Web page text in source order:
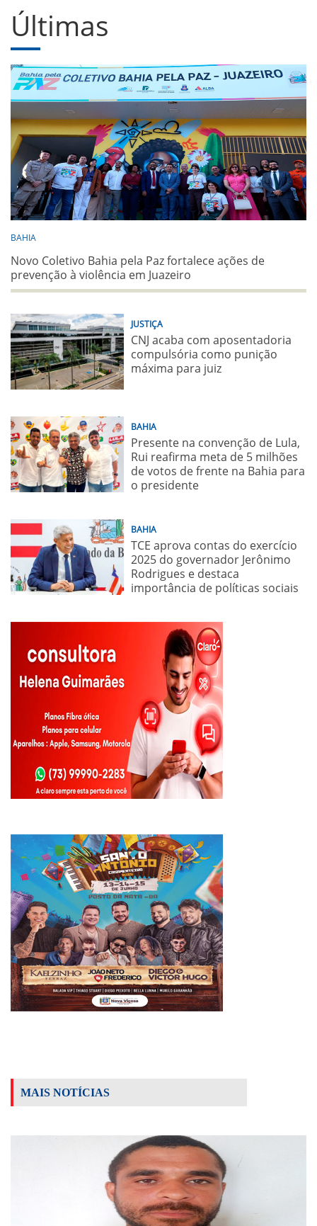
Últimas
BAHIA
Novo Coletivo Bahia pela Paz fortalece ações de
prevenção à violência em Juazeiro
JUSTIÇA
CNJ acaba com aposentadoria
compulsória como punição
máxima para juiz
BAHIA
Presente na convenção de Lula,
Rui reafirma meta de 5 milhões
de votos de frente na Bahia para
o presidente
BAHIA
TCE aprova contas do exercício
2025 do governador Jerônimo
Rodrigues e destaca
importância de políticas sociais
MAIS NOTÍCIAS